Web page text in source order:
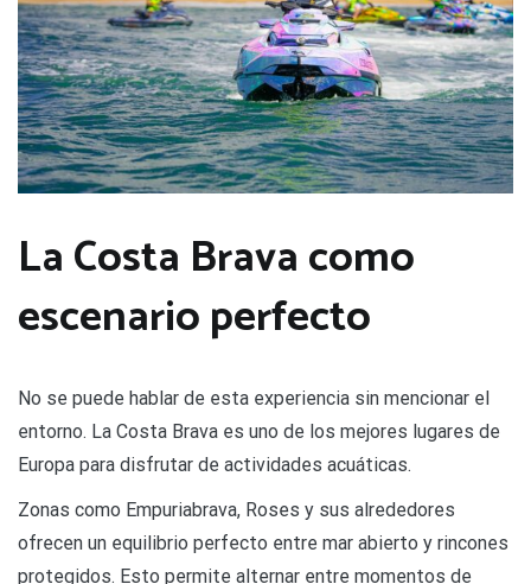
La Costa Brava como
escenario perfecto
No se puede hablar de esta experiencia sin mencionar el
entorno. La Costa Brava es uno de los mejores lugares de
Europa para disfrutar de actividades acuáticas.
Zonas como Empuriabrava, Roses y sus alrededores
ofrecen un equilibrio perfecto entre mar abierto y rincones
protegidos. Esto permite alternar entre momentos de